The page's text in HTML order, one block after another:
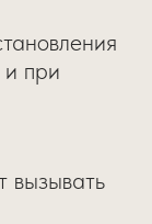
и при
вызывать